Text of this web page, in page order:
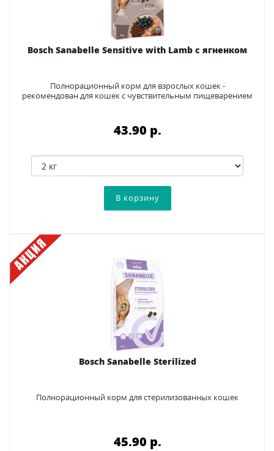
Bosch Sanabelle Sensitive with Lamb с ягненком
Полнорационный корм для взрослых кошек -
рекомендован для кошек с чувствительным пищеварением
43.90 p.
Bosch Sanabelle Sterilized
Полнорационный корм для стерилизованных кошек
45.90 p.